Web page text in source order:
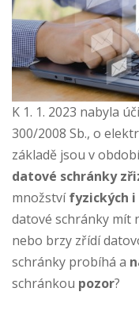
K 1. 1. 2023 nabyla
300/2008 Sb., o
základě jsou v
datové schránky
množstvífyzických i
datové schránky mít
nebo brzy zřídí
schránky probíhá a
schránkou pozor?